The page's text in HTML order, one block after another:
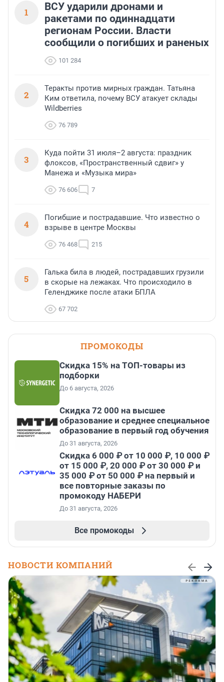
1
ВСУ ударили дронами и
ракетами по одиннадцати
регионам России. Власти
сообщили о погибших и раненых
101 284
2
Теракты против мирных граждан. Татьяна
Ким ответила, почему ВСУ атакует склады
Wildberries
76 789
3
Куда пойти 31 июля–2 августа: праздник
флоксов, «Пространственный сдвиг» у
Манежа и «Музыка мира»
76 606 7
4
Погибшие и пострадавшие. Что известно о
взрыве в центре Москвы
76 468 215
5
Галька била в людей, пострадавших грузили
в скорые на лежаках. Что происходило в
Геленджике после атаки БПЛА
67 702
ПРОМОКОДЫ
Скидка 15% на ТОП-товары из
подборки
До 6 августа, 2026
Скидка 72 000 на высшее
образование и среднее специальное
образование в первый год обучения
До 31 августа, 2026
Скидка 6 000 ₽ от 10 000 ₽, 10 000 ₽
от 15 000 ₽, 20 000 ₽ от 30 000 ₽ и
35 000 ₽ от 50 000 ₽ на первый и
все повторные заказы по
промокоду НАБЕРИ
До 31 августа, 2026
Все промокоды
НОВОСТИ КОМПАНИЙ